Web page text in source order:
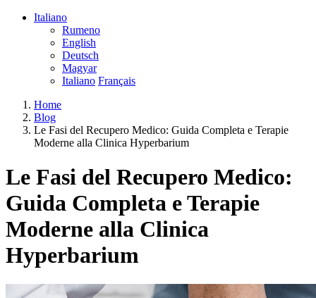
Italiano
Rumeno
English
Deutsch
Magyar
Italiano Français
Home
Blog
Le Fasi del Recupero Medico: Guida Completa e Terapie
Moderne alla Clinica Hyperbarium
Le Fasi del Recupero Medico:
Guida Completa e Terapie
Moderne alla Clinica
Hyperbarium